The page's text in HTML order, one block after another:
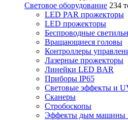
Световое оборудование 234
LED PAR прожекторы
LED прожекторы
Беспроводные
Вращающиеся головы
Контроллеры
Лазерные прожекторы
Линейки LED BAR
Приборы IP65
Световые эффекты и
Сканеры
Стробоскопы
Эффекты дым машины